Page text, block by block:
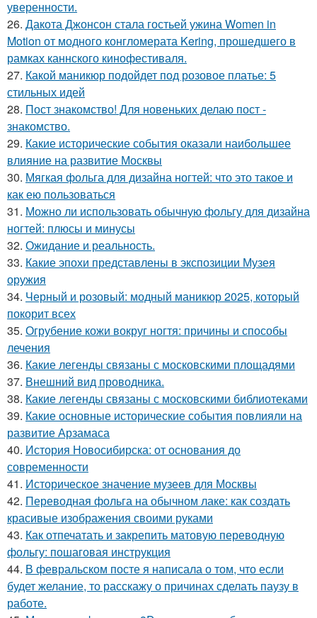
уверенности.
26. Дакота Джонсон стала гостьей ужина Women in
Motion от модного конгломерата Kering, прошедшего в
рамках каннского кинофестиваля.
27. Какой маникюр подойдет под розовое платье: 5
стильных идей
28. Пост знакомство! Для новеньких делаю пост -
знакомство.
29. Какие исторические события оказали наибольшее
влияние на развитие Москвы
30. Мягкая фольга для дизайна ногтей: что это такое и
как ею пользоваться
31. Можно ли использовать обычную фольгу для дизайна
ногтей: плюсы и минусы
32. Ожидание и реальность.
33. Какие эпохи представлены в экспозиции Музея
оружия
34. Черный и розовый: модный маникюр 2025, который
покорит всех
35. Огрубение кожи вокруг ногтя: причины и способы
лечения
36. Какие легенды связаны с московскими площадями
37. Внешний вид проводника.
38. Какие легенды связаны с московскими библиотеками
39. Какие основные исторические события повлияли на
развитие Арзамаса
40. История Новосибирска: от основания до
современности
41. Историческое значение музеев для Москвы
42. Переводная фольга на обычном лаке: как создать
красивые изображения своими руками
43. Как отпечатать и закрепить матовую переводную
фольгу: пошаговая инструкция
44. В февральском посте я написала о том, что если
будет желание, то расскажу о причинах сделать паузу в
работе.